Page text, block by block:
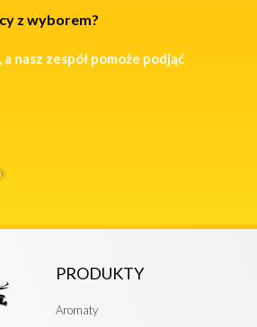
z wyborem?
nasz zespół pomoże podjąć
PRODUKTY
Aromaty